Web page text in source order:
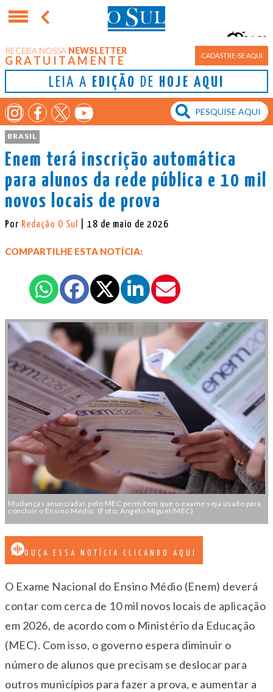
RECEBA NOSSA NEWSLETTER
GRATUITAMENTE CADASTRE-SE AQUI
LEIA A EDIÇÃO DE HOJE AQUI
Porto Alegre
16°
BRASIL
Enem terá inscrição automática
para alunos da rede pública e 10 mil
novos locais de prova
Por Redação O Sul | 18 de maio de 2026
COMPARTILHE ESTA NOTÍCIA:
Mudanças anunciadas pelo MEC permitem que o exame seja usado para
concluir o Ensino Médio. (Foto: Angelo Miguel/MEC)
OUÇA ESSA NOTÍCIA CLICANDO AQUI
O Exame Nacional do Ensino Médio (Enem) deverá
contar com cerca de 10 mil novos locais de aplicação
em 2026, de acordo com o Ministério da Educação
(MEC). Com isso, o governo espera diminuir o
número de alunos que precisam se deslocar para
outros municípios para fazer a prova, e aumentar a